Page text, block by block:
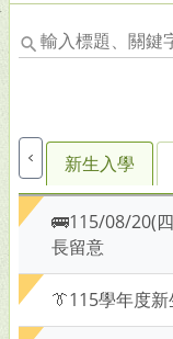
新生入學
🚌115/08/20(
長留意
👔115學年度